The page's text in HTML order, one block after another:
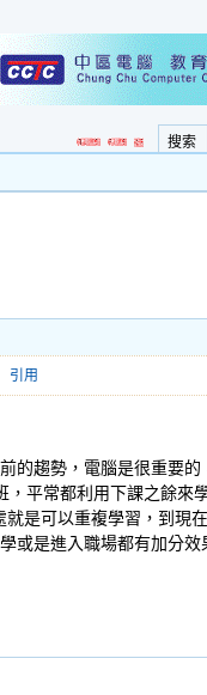
搜索
引用
的趨勢，電腦是很重要
，平常都利用下課之餘來
是可以重複學習，到現
或是進入職場都有加分